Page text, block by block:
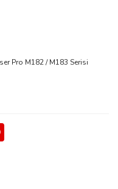
Pro M182 / M183 Serisi
ve diğer
öneri formunu kullanarak